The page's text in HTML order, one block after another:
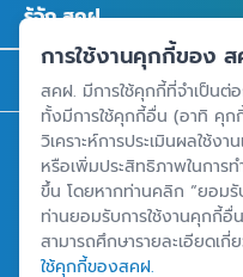
รู้จัก สคฝ.
ติดต่อ สคฝ.
สถาบันคุ้มครองเงินฝาก
อาคารเอสเจ อินฟินิท วัน บิส
ถนนวิภาวดีรังสิต แขวงจอม
การใช้งานคุกกี้ของ
สคฝ. มีการใช้คุกกี้ที่จำเป็นต่อ
ทั้งมีการใช้คุกกี้อื่น (อาทิ คุก
วิเคราะห์การประเมินผลใช้ง
หรือเพิ่มประสิทธิภาพในการ
ขึ้น โดยหากท่านคลิก “ยอมรั
ท่านยอมรับการใช้งานคุกกี้
สามารถศึกษารายละเอียดเ
ใช้คุกกี้ของสคฝ.